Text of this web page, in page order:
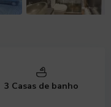
3 Casas de banho